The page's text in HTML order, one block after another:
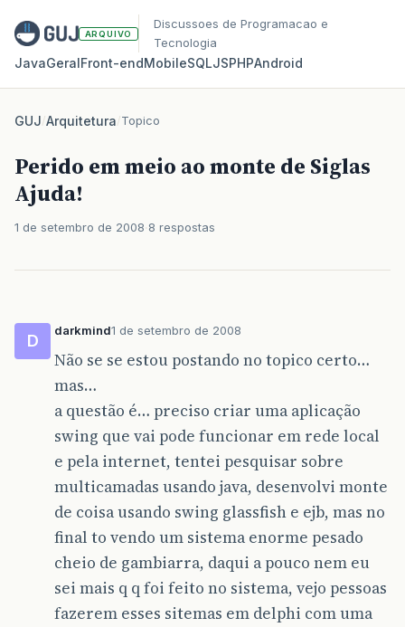
ARQUIVO
Discussoes de Programacao e
Tecnologia
JavaGeralFront‑endMobileSQLJSPHPAndroid
GUJ/Arquitetura/Topico
Perido em meio ao monte de Siglas
Ajuda!
1 de setembro de 2008 8 respostas
D
darkmind1 de setembro de 2008
Não se se estou postando no topico certo…
mas…
a questão é… preciso criar uma aplicação
swing que vai pode funcionar em rede local
e pela internet, tentei pesquisar sobre
multicamadas usando java, desenvolvi monte
de coisa usando swing glassfish e ejb, mas no
final to vendo um sistema enorme pesado
cheio de gambiarra, daqui a pouco nem eu
sei mais q q foi feito no sistema, vejo pessoas
fazerem esses sitemas em delphi com uma